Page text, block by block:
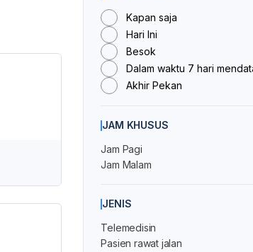
Kapan saja
Hari Ini
Besok
Dalam waktu 7 hari
Akhir Pekan
JAM KHUSUS
Jam Pagi
Jam Malam
JENIS
Telemedisin
Pasien rawat jalan